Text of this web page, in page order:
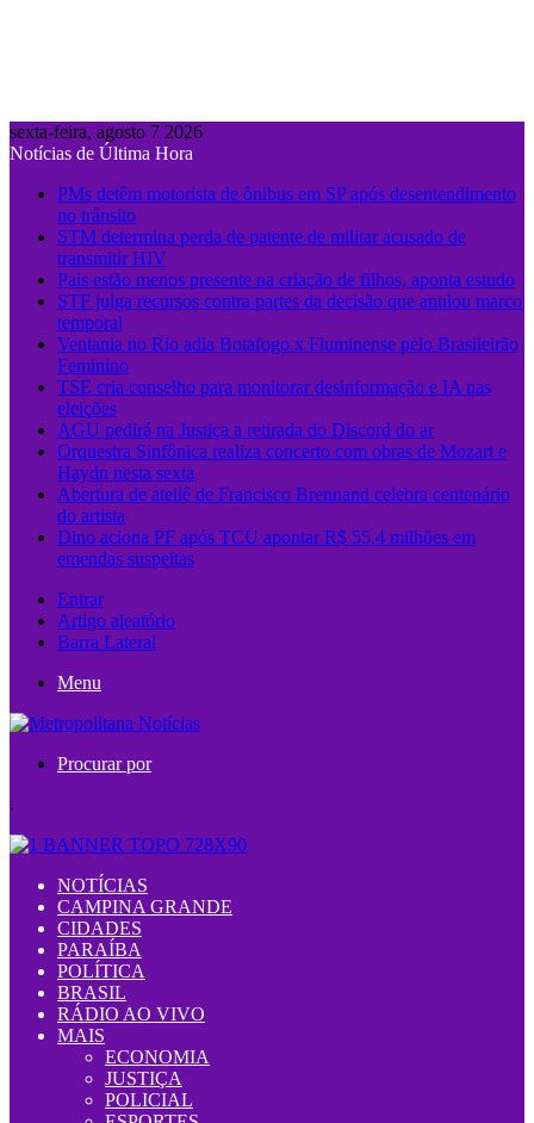
sexta-feira, agosto 7 2026
Notícias de Última Hora
PMs detêm motorista de ônibus em SP após desentendimento
no trânsito
STM determina perda de patente de militar acusado de
transmitir HIV
Pais estão menos presente na criação de filhos, aponta estudo
STF julga recursos contra partes da decisão que anulou marco
temporal
Ventania no Rio adia Botafogo x Fluminense pelo Brasileirão
Feminino
TSE cria conselho para monitorar desinformação e IA nas
eleições
AGU pedirá na Justiça a retirada do Discord do ar
Orquestra Sinfônica realiza concerto com obras de Mozart e
Haydn nesta sexta
Abertura de ateliê de Francisco Brennand celebra centenário
do artista
Dino aciona PF após TCU apontar R$ 55,4 milhões em
emendas suspeitas
Entrar
Artigo aleatório
Barra Lateral
Menu
Procurar por
.
NOTÍCIAS
CAMPINA GRANDE
CIDADES
PARAÍBA
POLÍTICA
BRASIL
RÁDIO AO VIVO
MAIS
ECONOMIA
JUSTIÇA
POLICIAL